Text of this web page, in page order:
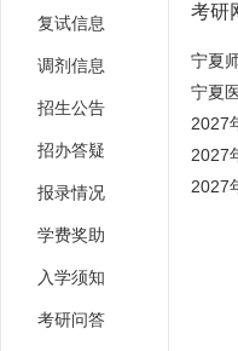
复试信息
调剂信息
招生公告
招办答疑
报录情况
学费奖助
入学须知
考研问答
考研
宁夏
宁夏
2027
2027
2027